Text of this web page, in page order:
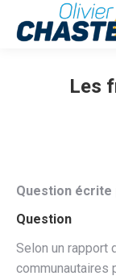
Les
Question écrite
Question
Selon un rapport
communautaires